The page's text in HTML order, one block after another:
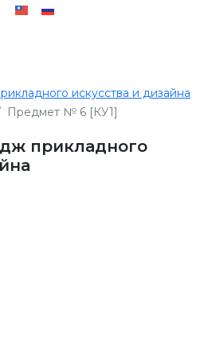
искусства и дизайна
Предмет № 6 [КУ1]
прикладного